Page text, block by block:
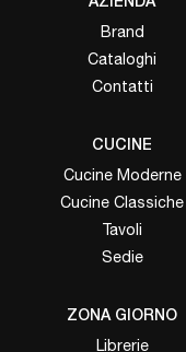
Brand
Cataloghi
Contatti
CUCINE
Cucine Moderne
Cucine Classiche
Tavoli
Sedie
ZONA GIORNO
Librerie